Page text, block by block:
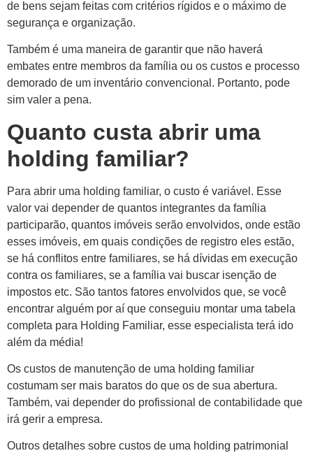
de bens sejam feitas com critérios rígidos e o máximo de
segurança e organização.
Também é uma maneira de garantir que não haverá
embates entre membros da família ou os custos e processo
demorado de um inventário convencional. Portanto, pode
sim valer a pena.
Quanto custa abrir uma
holding familiar?
Para abrir uma holding familiar, o custo é variável. Esse
valor vai depender de quantos integrantes da família
participarão, quantos imóveis serão envolvidos, onde estão
esses imóveis, em quais condições de registro eles estão,
se há conflitos entre familiares, se há dívidas em execução
contra os familiares, se a família vai buscar isenção de
impostos etc. São tantos fatores envolvidos que, se você
encontrar alguém por aí que conseguiu montar uma tabela
completa para Holding Familiar, esse especialista terá ido
além da média!
Os custos de manutenção de uma holding familiar
costumam ser mais baratos do que os de sua abertura.
Também, vai depender do profissional de contabilidade que
irá gerir a empresa.
Outros detalhes sobre custos de uma holding patrimonial